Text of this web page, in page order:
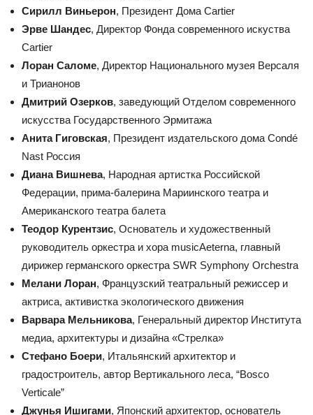
Сирилл Виньерон, Президент Дома Cartier
Эрве Шандес, Директор Фонда современного искуства
Cartier
Лоран Саломе, Директор Национального музея Версаля
и Трианонов
Дмитрий Озерков, заведующий Отделом современного
искусства Государственного Эрмитажа
Анита Гиговская, Президент издательского дома Condé
Nast Россия
Диана Вишнева, Народная артистка Российской
Федерации, прима-балерина Мариинского театра и
Американского театра балета
Теодор Курентзис, Основатель и художественный
руководитель оркестра и хора musicAeterna, главный
дирижер германского оркестра SWR Symphony Orchestra
Мелани Лоран, Французский театральный режиссер и
актриса, активистка экологического движения
Варвара Мельникова, Генеральный директор Института
медиа, архитектуры и дизайна «Стрелка»
Стефано Боери, Итальянский архитектор и
градостроитель, автор Вертикального леса, “Bosco
Verticale”
Джунья Ишигами, Японский архитектор, основатель